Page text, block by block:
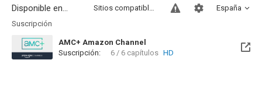
Disponible en... España
Sitios compatibles
Suscripción
AMC+ Amazon Channel
Suscripción:
6 / 6 capítulos HD